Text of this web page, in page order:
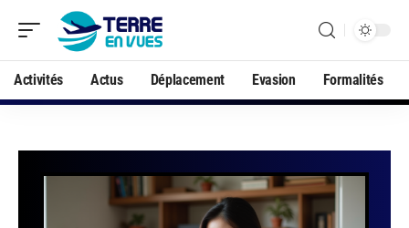
Activités Actus Déplacement Evasion Formalités